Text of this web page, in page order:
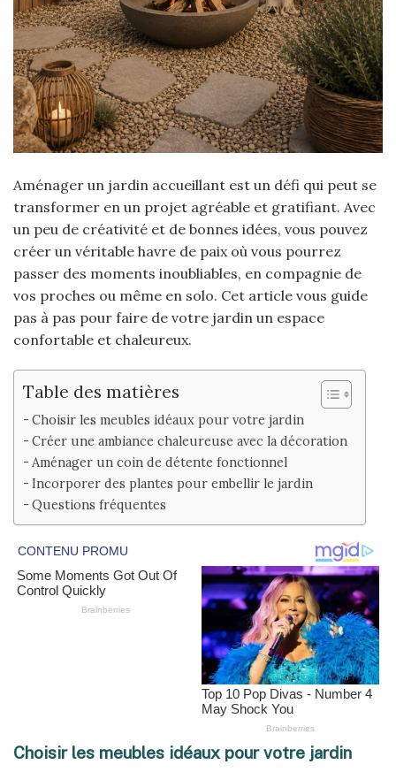
Aménager un jardin accueillant est un défi qui peut se
transformer en un projet agréable et gratifiant. Avec
un peu de créativité et de bonnes idées, vous pouvez
créer un véritable havre de paix où vous pourrez
passer des moments inoubliables, en compagnie de
vos proches ou même en solo. Cet article vous guide
pas à pas pour faire de votre jardin un espace
confortable et chaleureux.
Table des matières
Choisir les meubles idéaux pour votre jardin
Créer une ambiance chaleureuse avec la décoration
Aménager un coin de détente fonctionnel
Incorporer des plantes pour embellir le jardin
Questions fréquentes
Choisir les meubles idéaux pour votre jardin